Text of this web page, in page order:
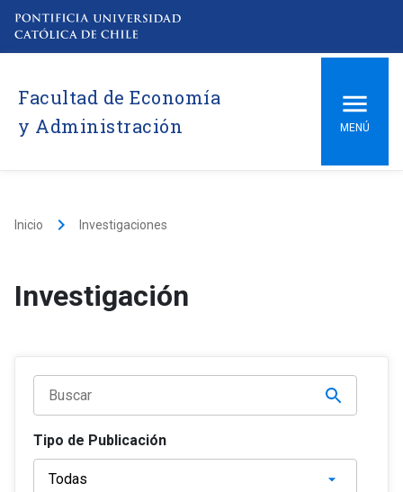
Facultad de Economía
y Administración
MENÚ
Inicio keyboard_arrow_right Investigaciones
Investigación
Tipo de Publicación